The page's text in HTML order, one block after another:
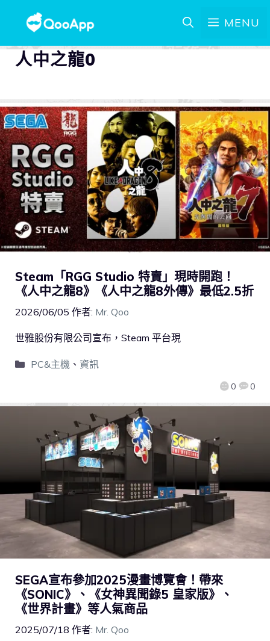
MENU
人中之龍0
Steam「RGG Studio 特賣」現時開跑！
《人中之龍8》《人中之龍8外傳》最低2.5折
2026/06/05 作者: Mr. Qoo
0 0
世雅股份有限公司宣布，Steam 平台現
PC&主機、 資訊
SEGA宣布參加2025漫畫博覽會！帶來
《SONIC》、《女神異聞錄5 皇家版》、
《世界計畫》等人氣商品
2025/07/18 作者: Mr. Qoo